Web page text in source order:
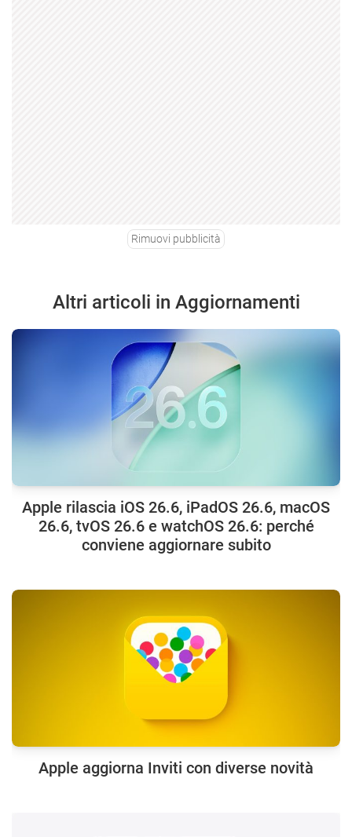
Rimuovi pubblicità
Altri articoli in Aggiornamenti
Apple rilascia iOS 26.6, iPadOS 26.6, macOS
26.6, tvOS 26.6 e watchOS 26.6: perché
conviene aggiornare subito
Apple aggiorna Inviti con diverse novità